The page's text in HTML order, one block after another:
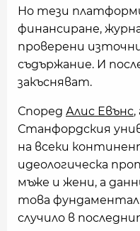
Но тези
финансиране,
проверени
съдържание. И
закъсняват.
Според Алис Евънс
Станфордския
на всеки
идеологическа
мъже и жени, а
това
случило в